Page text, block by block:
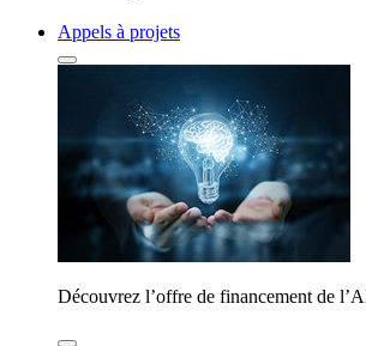
Appels à projets
Découvrez l’offre de financement de